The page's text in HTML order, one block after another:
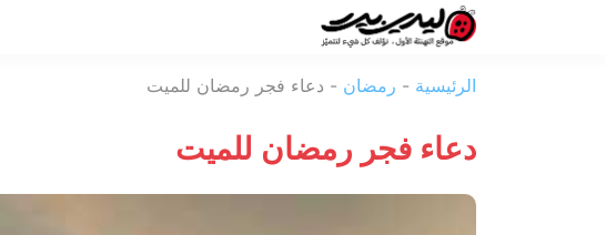
بيرد
الرئيسية - رمضان - دعاء فجر رمضان للميت
دعاء فجر رمضان للميت